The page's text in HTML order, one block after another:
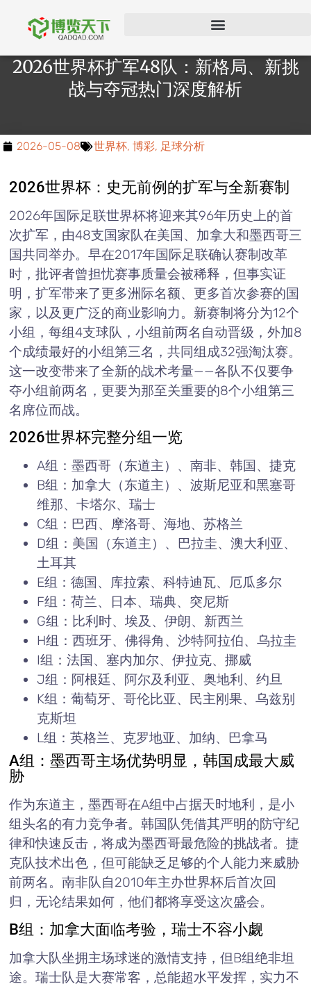
2026世界杯扩军48队：新格局、新挑
战与夺冠热门深度解析
2026-05-08 世界杯, 博彩, 足球分析
2026世界杯：史无前例的扩军与全新赛制
2026年国际足联世界杯将迎来其96年历史上的首
次扩军，由48支国家队在美国、加拿大和墨西哥三
国共同举办。早在2017年国际足联确认赛制改革
时，批评者曾担忧赛事质量会被稀释，但事实证
明，扩军带来了更多洲际名额、更多首次参赛的国
家，以及更广泛的商业影响力。新赛制将分为12个
小组，每组4支球队，小组前两名自动晋级，外加8
个成绩最好的小组第三名，共同组成32强淘汰赛。
这一改变带来了全新的战术考量——各队不仅要争
夺小组前两名，更要为那至关重要的8个小组第三
名席位而战。
2026世界杯完整分组一览
A组：墨西哥（东道主）、南非、韩国、捷克
B组：加拿大（东道主）、波斯尼亚和黑塞哥
维那、卡塔尔、瑞士
C组：巴西、摩洛哥、海地、苏格兰
D组：美国（东道主）、巴拉圭、澳大利亚、
土耳其
E组：德国、库拉索、科特迪瓦、厄瓜多尔
F组：荷兰、日本、瑞典、突尼斯
G组：比利时、埃及、伊朗、新西兰
H组：西班牙、佛得角、沙特阿拉伯、乌拉圭
I组：法国、塞内加尔、伊拉克、挪威
J组：阿根廷、阿尔及利亚、奥地利、约旦
K组：葡萄牙、哥伦比亚、民主刚果、乌兹别
克斯坦
L组：英格兰、克罗地亚、加纳、巴拿马
A组：墨西哥主场优势明显，韩国成最大威
胁
作为东道主，墨西哥在A组中占据天时地利，是小
组头名的有力竞争者。韩国队凭借其严明的防守纪
律和快速反击，将成为墨西哥最危险的挑战者。捷
克队技术出色，但可能缺乏足够的个人能力来威胁
前两名。南非队自2010年主办世界杯后首次回
归，无论结果如何，他们都将享受这次盛会。
B组：加拿大面临考验，瑞士不容小觑
加拿大队坐拥主场球迷的激情支持，但B组绝非坦
途。瑞士队是大赛常客，总能超水平发挥，实力不